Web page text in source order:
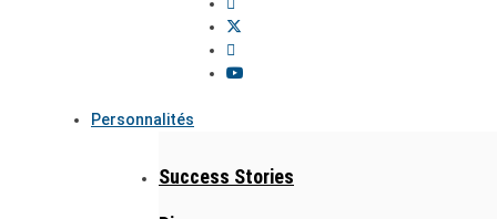
Personnalités
Success Stories